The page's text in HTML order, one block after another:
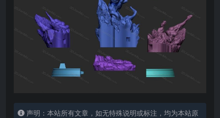
声明：本站所有文章，如无特殊说明或标注，均为本站原